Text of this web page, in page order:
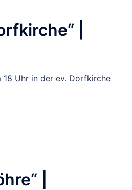
|
18 Uhr in der ev. Dorfkirche
|